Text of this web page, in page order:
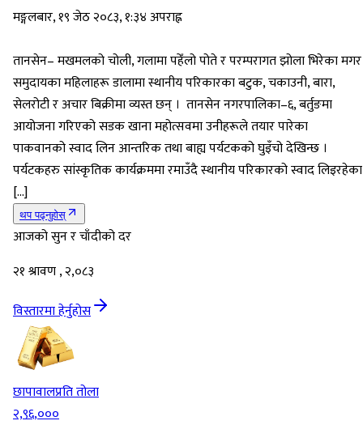
मङ्गलबार, १९ जेठ २०८३, १:३४ अपराह्न
तानसेन– मखमलको चोली, गलामा पहेँलो पोते र परम्परागत झोला भिरेका मगर
समुदायका महिलाहरू डालामा स्थानीय परिकारका बटुक, चकाउनी, बारा,
सेलरोटी र अचार बिक्रीमा व्यस्त छन् । तानसेन नगरपालिका–६, बर्तुङमा
आयोजना गरिएको सडक खाना महोत्सवमा उनीहरूले तयार पारेका
पाकवानको स्वाद लिन आन्तरिक तथा बाह्य पर्यटकको घुइँचो देखिन्छ ।
पर्यटकहरु सांस्कृतिक कार्यक्रममा रमाउँदै स्थानीय परिकारको स्वाद लिइरहेका
[…]
थप पढ्नुहोस्
आजको सुन र चाँदीको दर
२१ श्रावण , २,०८३
विस्तारमा हेर्नुहोस
छापावालप्रति तोला
२,९६,०००